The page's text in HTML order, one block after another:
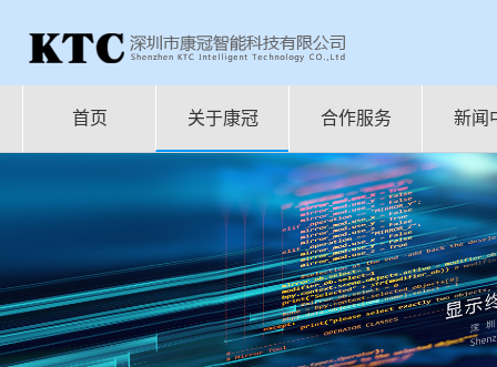
首页 关于康冠 合作服务 新闻